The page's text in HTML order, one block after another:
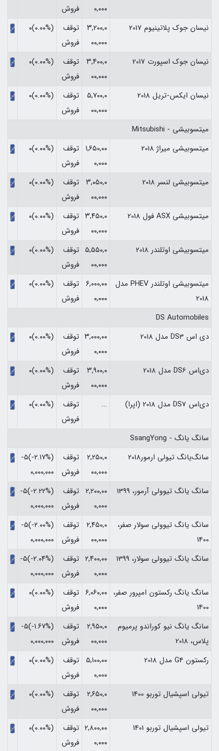
۰,۰۰۰
فروش
نیسان جوک پلاتینیوم 2017
۳,۲۰۰,۰
۰۰,۰۰۰
توقف
فروش
(۰.۰۰%)۰
نیسان جوک اسپورت 2017
۳,۴۰۰,۰
۰۰,۰۰۰
توقف
فروش
(۰.۰۰%)۰
نیسان ایکس-تریل 2018
۵,۷۰۰,۰
۰۰,۰۰۰
توقف
فروش
(۰.۰۰%)۰
میتسوبیشی - Mitsubishi
میتسوبیشی میراژ 2018
۱,۶۵۰,۰۰
۰,۰۰۰
توقف
فروش
(۰.۰۰%)۰
میتسوبیشی لنسر 2018
۳,۰۵۰,۰
۰۰,۰۰۰
توقف
فروش
(۰.۰۰%)۰
میتسوبیشی ASX فول 2018
۳,۴۵۰,۰
۰۰,۰۰۰
توقف
فروش
(۰.۰۰%)۰
میتسوبیشی اوتلندر 2018
۵,۵۵۰,۰
۰۰,۰۰۰
توقف
فروش
(۰.۰۰%)۰
میتسوبیشی اوتلندر PHEV مدل
2018
۶,۰۰۰,۰۰
۰,۰۰۰
توقف
فروش
(۰.۰۰%)۰
DS Automobiles
دی اس DS3 مدل 2018
۳,۰۰۰,۰۰
۰,۰۰۰
توقف
فروش
(۰.۰۰%)۰
دی‌اس DS6 مدل 2018
۳,۹۰۰,۰
۰۰,۰۰۰
توقف
فروش
(۰.۰۰%)۰
دی‌اس DS7 مدل 2018 (اپرا) ...
توقف
فروش
(۰.۰۰%)۰
سانگ یانگ - SsangYong
سانگ‌یانگ تیولی ارمور2018
۲,۲۵۰,۰
۰۰,۰۰۰
توقف
فروش
(‎-۲.۱۷%‏)‎-۵
۰,۰۰۰,۰۰۰‏
سانگ یانگ تیوولی آرمور، 1399
۲,۲۰۰,۰۰
۰,۰۰۰
توقف
فروش
(‎-۲.۲۲%‏)‎-۵
۰,۰۰۰,۰۰۰‏
سانگ یانگ تیوولی سولار صفر،
1400
۲,۴۵۰,۰
۰۰,۰۰۰
توقف
فروش
(‎-۲.۰۰%‏)‎-۵
۰,۰۰۰,۰۰۰‏
سانگ یانگ تیوولی سولار، 1399
۲,۴۰۰,۰۰
۰,۰۰۰
توقف
فروش
(‎-۲.۰۴%‏)‎-۵
۰,۰۰۰,۰۰۰‏
سانگ یانگ رکستون امپرور صفر،
1400
۶,۰۶۰,۰۰
۰,۰۰۰
توقف
فروش
(۰.۰۰%)۰
سانگ یانگ نیو کوراندو پرمیوم
پلاس، 2018
۲,۹۵۰,۰
۰۰,۰۰۰
توقف
فروش
(‎-۱.۶۷%‏)‎-۵
۰,۰۰۰,۰۰۰‏
رکستون G4 مدل 2018
۵,۱۰۰,۰۰
۰,۰۰۰
توقف
فروش
(۰.۰۰%)۰
تیولی اسپشیال توربو 1400
۲,۶۵۰,۰
۰۰,۰۰۰
توقف
فروش
(۰.۰۰%)۰
تیولی اسپشیال توربو 1401
۲,۸۰۰,۰۰
۰,۰۰۰
توقف
فروش
(۰.۰۰%)۰